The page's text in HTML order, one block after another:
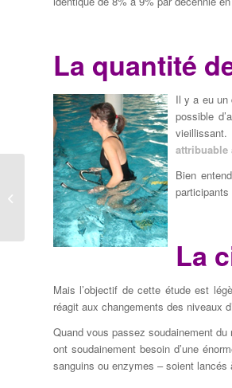
La quantité
Il y a eu un
possible
attribuable
Bien
La
Mais l’objectif de cette étude est
réagit aux changements des niveaux
Quand vous passez soudainement
ont soudainement besoin d’une
sanguins ou enzymes – soient lancés
Aquabiking et diabète, un rapport plus
ou moins complexe